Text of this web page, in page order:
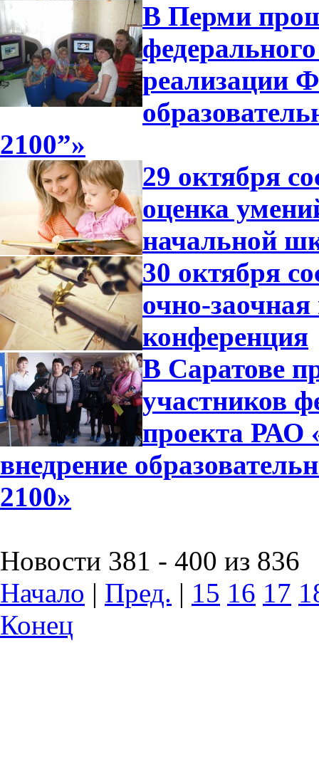
В Перми
реализации
2100”»
29 октября
оценка
начальной
30 октября
очно-
конференция
В Саратове
участников
проекта РАО
внедрение
2100»
Новости 381 - 400 из 836
Начало | Пред. | 15 16 17
Конец